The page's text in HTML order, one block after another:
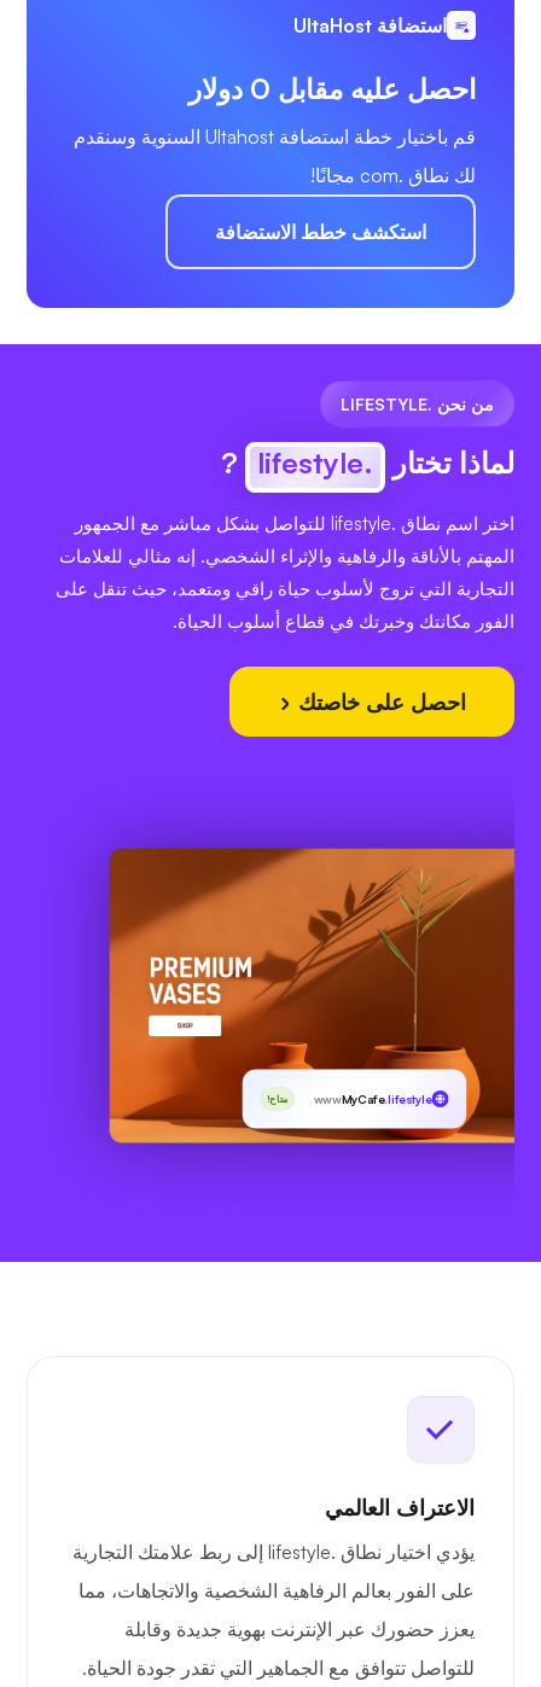
استضافة UltaHost
احصل عليه مقابل 0 دولار
قم باختيار خطة استضافة Ultahost السنوية وسنقدم
لك نطاق .com مجانًا!
استكشف خطط الاستضافة
من نحن .LIFESTYLE
لماذا تختار .lifestyle
?
اختر اسم نطاق .lifestyle للتواصل بشكل مباشر مع الجمهور
المهتم بالأناقة والرفاهية والإثراء الشخصي. إنه مثالي للعلامات
التجارية التي تروج لأسلوب حياة راقي ومتعمد، حيث تنقل على
الفور مكانتك وخبرتك في قطاع أسلوب الحياة.
احصل على خاصتك
wwwMyCafe.lifestyle متاح!
الاعتراف العالمي
يؤدي اختيار نطاق .lifestyle إلى ربط علامتك التجارية
على الفور بعالم الرفاهية الشخصية والاتجاهات، مما
يعزز حضورك عبر الإنترنت بهوية جديدة وقابلة
للتواصل تتوافق مع الجماهير التي تقدر جودة الحياة.